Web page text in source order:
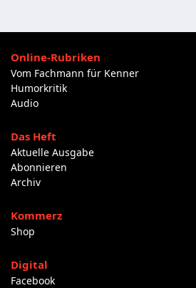
Online-Rubriken
Vom Fachmann für Kenner
Humorkritik
Audio
Das Heft
Aktuelle Ausgabe
Abonnieren
Archiv
Kommerz
Shop
Digital
Facebook